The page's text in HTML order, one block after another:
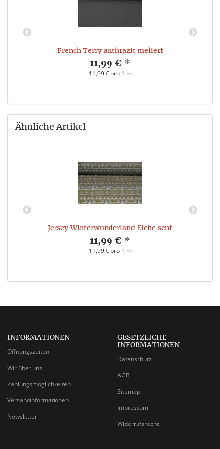
French Terry anthrazit meliert
11,99 € *
11,99 € pro 1 m
Ähnliche Artikel
Jersey Winterwunderland Elche senf
11,99 € *
11,99 € pro 1 m
INFORMATIONEN
Öffnungszeiten
Wir über uns
Zahlungsmöglichkeiten
Versandinformationen
Newsletter
GESETZLICHE
INFORMATIONEN
Datenschutz
AGB
Sitemap
Impressum
Widerrufsrecht